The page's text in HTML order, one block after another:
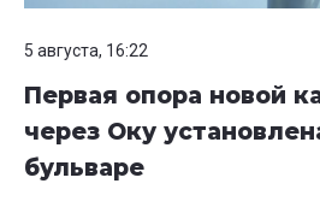
5 августа, 16:22
Первая опора новой
через Оку
бульваре